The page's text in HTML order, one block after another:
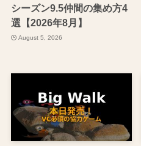
シーズン9.5仲間の集め方4
選【2026年8月】
August 5, 2026